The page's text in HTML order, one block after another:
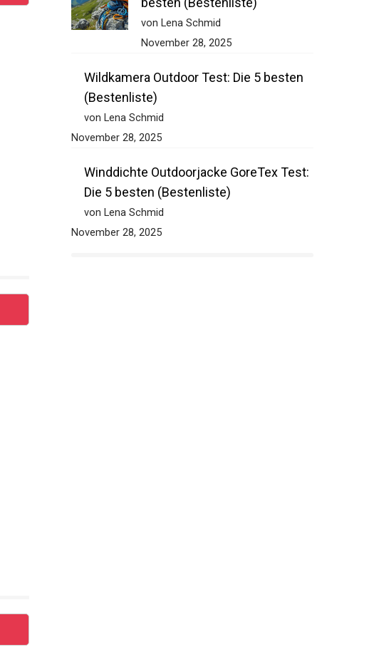
besten (Bestenliste)
von Lena Schmid
Wildkamera Outdoor Test: Die 5 besten
(Bestenliste)
von Lena Schmid
Winddichte Outdoorjacke GoreTex Test:
Die 5 besten (Bestenliste)
von Lena Schmid